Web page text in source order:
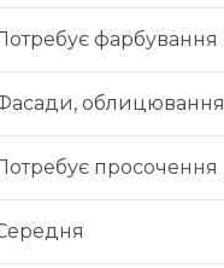
фарбування
облицювання
просочення